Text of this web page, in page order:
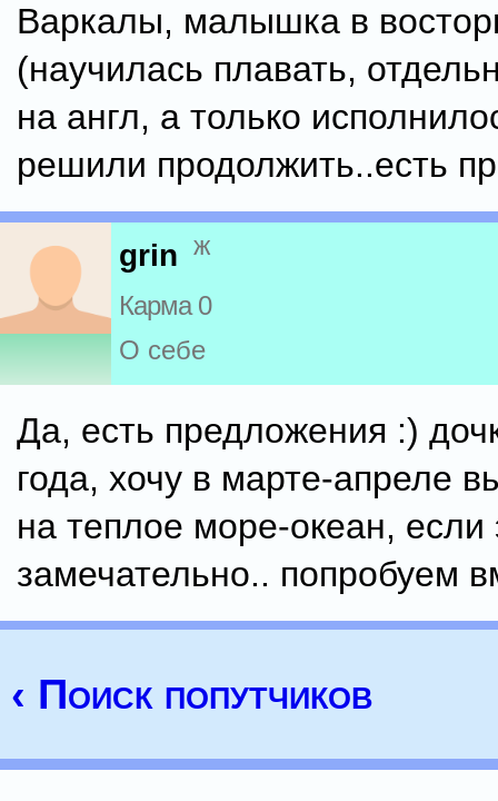
Варкалы, малышка в
(научилась плавать,
на англ, а только
решили продолжить..есть
grin ж
Карма 0
О себе
Да, есть предложения :)
года, хочу в марте-апреле
на теплое море-океан, если
замечательно.. попробуем
‹ Поиск попутчиков